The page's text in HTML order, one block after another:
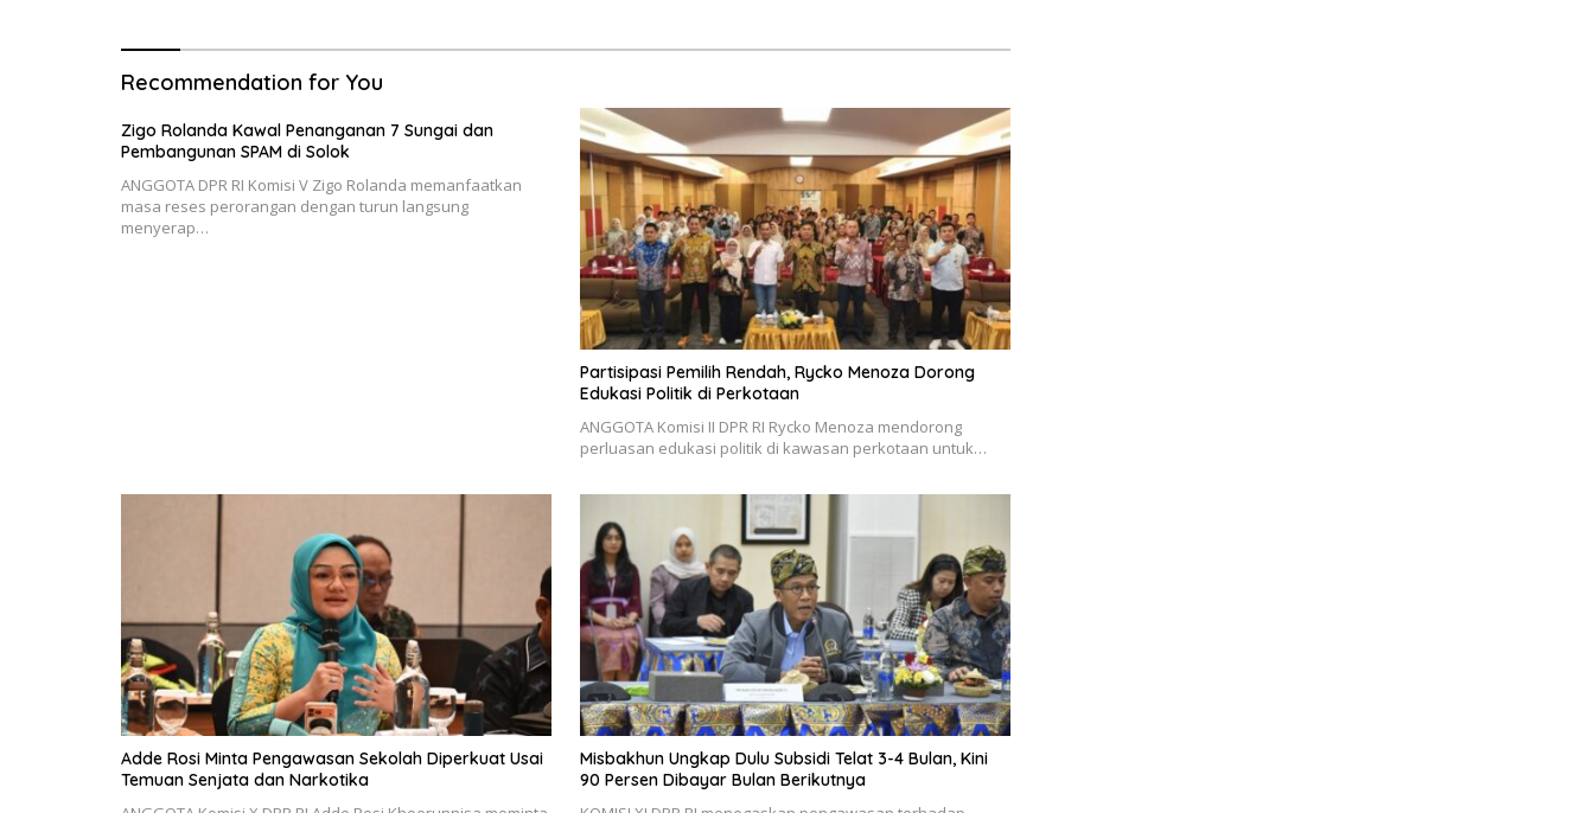
Recommendation for You
Zigo Rolanda Kawal Penanganan 7 Sungai dan
Pembangunan SPAM di Solok
ANGGOTA DPR RI Komisi V Zigo Rolanda memanfaatkan
masa reses perorangan dengan turun langsung
menyerap…
Partisipasi Pemilih Rendah, Rycko Menoza Dorong
Edukasi Politik di Perkotaan
ANGGOTA Komisi II DPR RI Rycko Menoza mendorong
perluasan edukasi politik di kawasan perkotaan untuk…
Adde Rosi Minta Pengawasan Sekolah Diperkuat Usai
Temuan Senjata dan Narkotika
Misbakhun Ungkap Dulu Subsidi Telat 3-4 Bulan, Kini
90 Persen Dibayar Bulan Berikutnya